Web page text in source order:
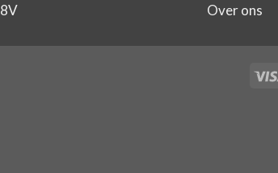
Over ons